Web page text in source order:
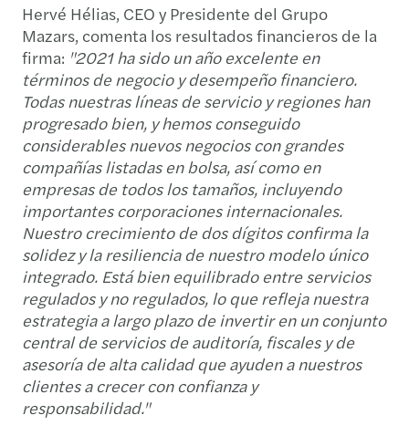
Hervé Hélias, CEO y Presidente del Grupo
Mazars, comenta los resultados financieros de la
firma: "2021 ha sido un año excelente en
términos de negocio y desempeño financiero.
Todas nuestras líneas de servicio y regiones han
progresado bien, y hemos conseguido
considerables nuevos negocios con grandes
compañías listadas en bolsa, así como en
empresas de todos los tamaños, incluyendo
importantes corporaciones internacionales.
Nuestro crecimiento de dos dígitos confirma la
solidez y la resiliencia de nuestro modelo único
integrado. Está bien equilibrado entre servicios
regulados y no regulados, lo que refleja nuestra
estrategia a largo plazo de invertir en un conjunto
central de servicios de auditoría, fiscales y de
asesoría de alta calidad que ayuden a nuestros
clientes a crecer con confianza y
responsabilidad."